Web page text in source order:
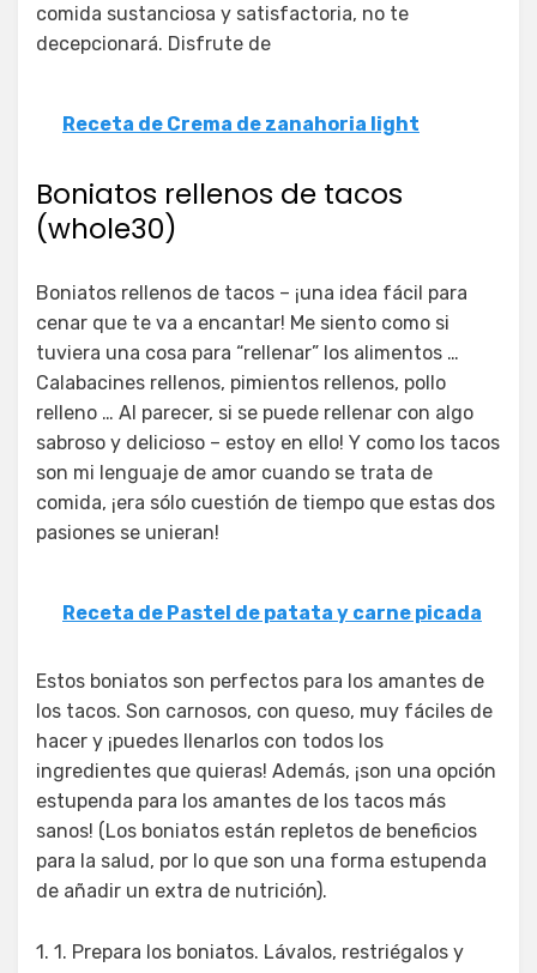
comida sustanciosa y satisfactoria, no te
decepcionará. Disfrute de
Receta de Crema de zanahoria light
Boniatos rellenos de tacos
(whole30)
Boniatos rellenos de tacos – ¡una idea fácil para
cenar que te va a encantar! Me siento como si
tuviera una cosa para “rellenar” los alimentos …
Calabacines rellenos, pimientos rellenos, pollo
relleno … Al parecer, si se puede rellenar con algo
sabroso y delicioso – estoy en ello! Y como los tacos
son mi lenguaje de amor cuando se trata de
comida, ¡era sólo cuestión de tiempo que estas dos
pasiones se unieran!
Receta de Pastel de patata y carne picada
Estos boniatos son perfectos para los amantes de
los tacos. Son carnosos, con queso, muy fáciles de
hacer y ¡puedes llenarlos con todos los
ingredientes que quieras! Además, ¡son una opción
estupenda para los amantes de los tacos más
sanos! (Los boniatos están repletos de beneficios
para la salud, por lo que son una forma estupenda
de añadir un extra de nutrición).
1. 1. Prepara los boniatos. Lávalos, restriégalos y